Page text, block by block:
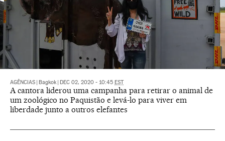
AGÊNCIAS Bagkok DEC 02, 2020 - 10:45 EST
A cantora liderou uma campanha para retirar o animal de
um zoológico no Paquistão e levá-lo para viver em
liberdade junto a outros elefantes